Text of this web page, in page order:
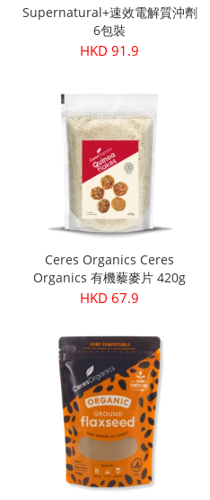
Supernatural+速效電解質沖劑
6包裝
HKD 91.9
Ceres Organics Ceres
Organics 有機藜麥片 420g
HKD 67.9